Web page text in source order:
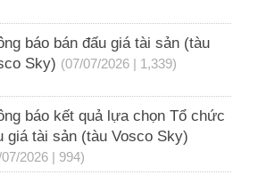
báo bán đấu giá tài sản (tàu
Sky) (07/07/2026 | 1,339)
báo kết quả lựa chọn Tổ chức
giá tài sản (tàu Vosco Sky)
2026 | 994)